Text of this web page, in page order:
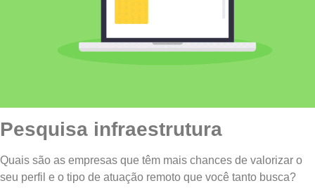
Pesquisa infraestrutura
Quais são as empresas que têm mais chances de valorizar o
seu perfil e o tipo de atuação remoto que você tanto busca?